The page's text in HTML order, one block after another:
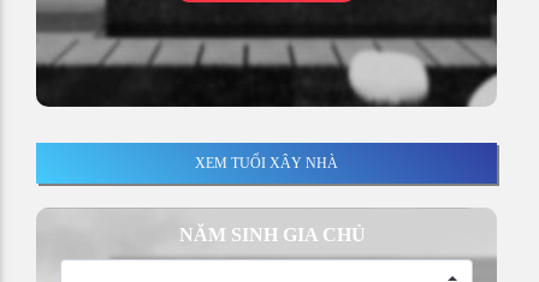
XEM TUỔI XÂY NHÀ
NĂM SINH GIA CHỦ